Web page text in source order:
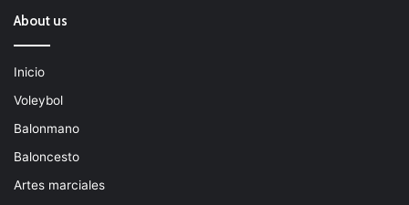
About us
Inicio
Voleybol
Balonmano
Baloncesto
Artes marciales